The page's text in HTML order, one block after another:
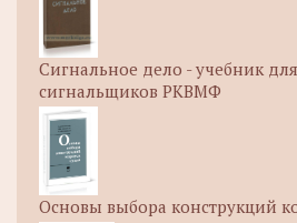
Сигнальное дело - учебник
сигнальщиков РКВМФ
Основы выбора конструкций